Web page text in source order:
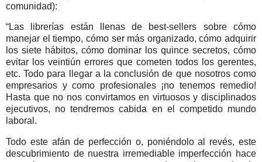
comunidad):
“Las librerías están llenas de best-sellers sobre cómo
manejar el tiempo, cómo ser más organizado, cómo adquirir
los siete hábitos, cómo dominar los quince secretos, cómo
evitar los veintiún errores que cometen todos los gerentes,
etc. Todo para llegar a la conclusión de que nosotros como
empresarios y como profesionales ¡no tenemos remedio!
Hasta que no nos convirtamos en virtuosos y disciplinados
ejecutivos, no tendremos cabida en el competido mundo
laboral.
Todo este afán de perfección o, poniéndolo al revés, este
descubrimiento de nuestra irremediable imperfección hace